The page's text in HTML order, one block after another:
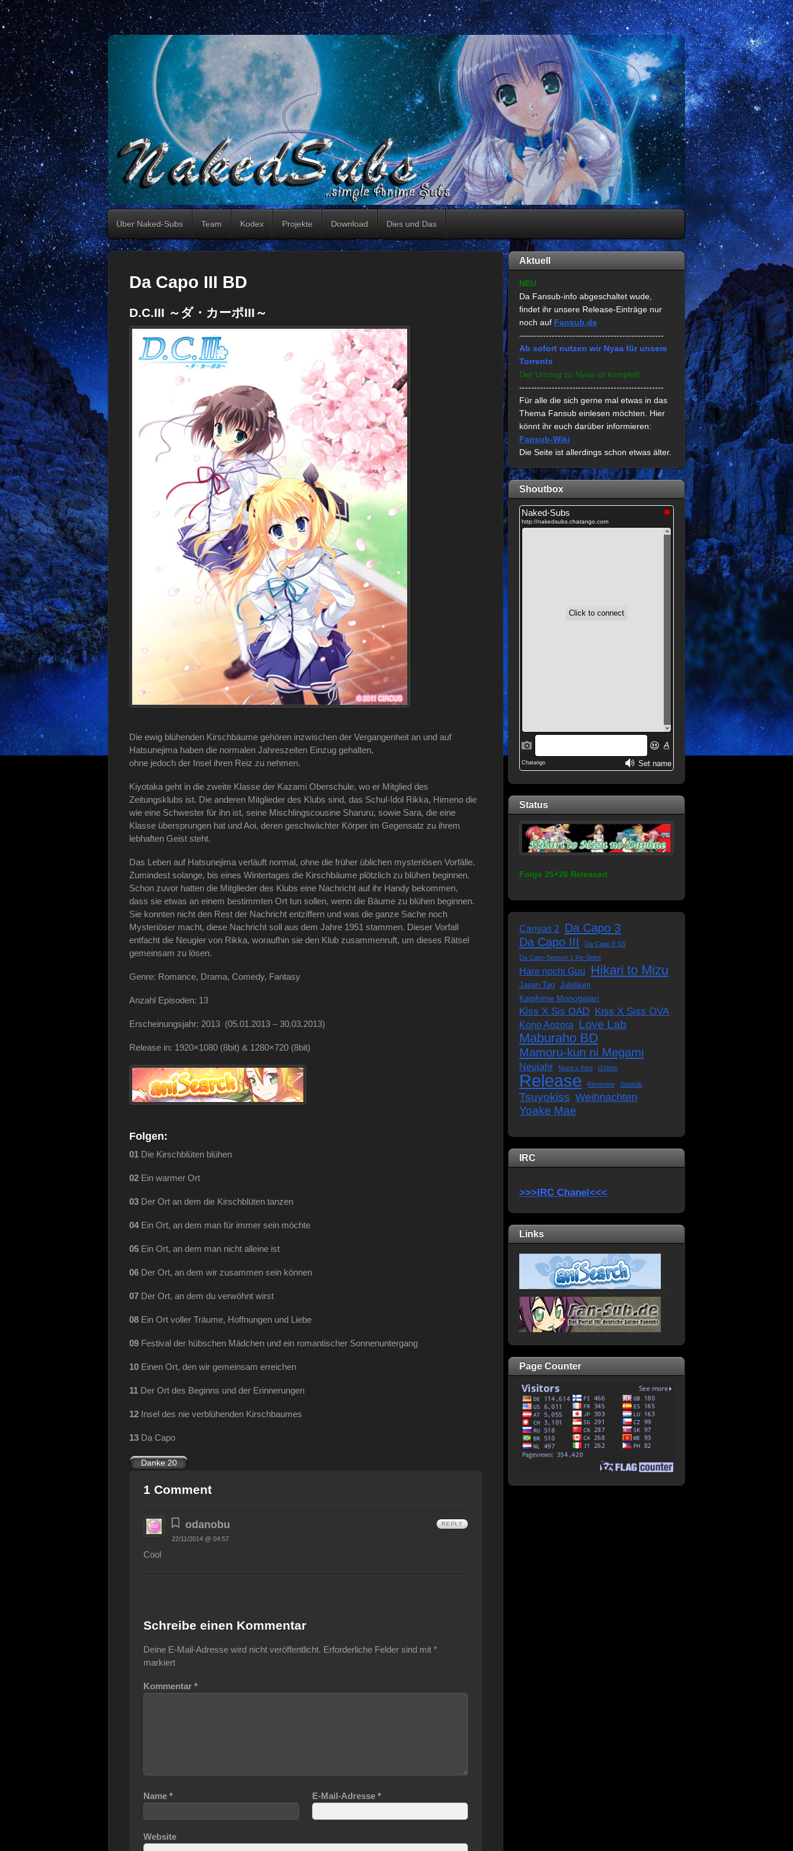
Über Naked-Subs Team Kodex Projekte Download Dies und Das
Da Capo III BD
D.C.III ～ダ・カーポIII～
Die ewig blühenden Kirschbäume gehören inzwischen der Vergangenheit an und auf
Hatsunejima haben die normalen Jahreszeiten Einzug gehalten,
ohne jedoch der Insel ihren Reiz zu nehmen.
Kiyotaka geht in die zweite Klasse der Kazami Oberschule, wo er Mitglied des
Zeitungsklubs ist. Die anderen Mitglieder des Klubs sind, das Schul-Idol Rikka, Himeno die
wie eine Schwester für ihn ist, seine Mischlingscousine Sharuru, sowie Sara, die eine
Klasse übersprungen hat und Aoi, deren geschwächter Körper im Gegensatz zu ihrem
lebhaften Geist steht.
Das Leben auf Hatsunejima verläuft normal, ohne die früher üblichen mysteriösen Vorfälle.
Zumindest solange, bis eines Wintertages die Kirschbäume plötzlich zu blühen beginnen.
Schon zuvor hatten die Mitglieder des Klubs eine Nachricht auf ihr Handy bekommen,
dass sie etwas an einem bestimmten Ort tun sollen, wenn die Bäume zu blühen beginnen.
Sie konnten nicht den Rest der Nachricht entziffern und was die ganze Sache noch
Mysteriöser macht, diese Nachricht soll aus dem Jahre 1951 stammen. Dieser Vorfall
entfacht die Neugier von Rikka, woraufhin sie den Klub zusammenruft, um dieses Rätsel
gemeinsam zu lösen.
Genre: Romance, Drama, Comedy, Fantasy
Anzahl Episoden: 13
Erscheinungsjahr: 2013 (05.01.2013 – 30.03.2013)
Release in: 1920×1080 (8bit) & 1280×720 (8bit)
Folgen:
01 Die Kirschblüten blühen
02 Ein warmer Ort
03 Der Ort an dem die Kirschblüten tanzen
04Ein Ort, an dem man für immer sein möchte
05 Ein Ort, an dem man nicht alleine ist
06 Der Ort, an dem wir zusammen sein können
07 Der Ort, an dem du verwöhnt wirst
08 Ein Ort voller Träume, Hoffnungen und Liebe
09 Festival der hübschen Mädchen und ein romantischer Sonnenuntergang
10 Einen Ort, den wir gemeinsam erreichen
11 Der Ort des Beginns und der Erinnerungen
12 Insel des nie verblühenden Kirschbaumes
13 Da Capo
1 Comment
odanobu
22/11/2014 @ 04:57
Cool
REPLY
Schreibe einen Kommentar
Deine E-Mail-Adresse wird nicht veröffentlicht. Erforderliche Felder sind mit *
markiert
Kommentar *
Name * E-Mail-Adresse *
Website
Aktuell
NEU
Da Fansub-info abgeschaltet wude,
findet ihr unsere Release-Einträge nur
noch auf Fansub.de
-------------------------------------------------
Ab sofort nutzen wir Nyaa für unsere
Torrents
Der Umzug zu Nyaa ist komplett.
-------------------------------------------------
Für alle die sich gerne mal etwas in das
Thema Fansub einlesen möchten. Hier
könnt ihr euch darüber informieren:
Fansub-Wiki
Die Seite ist allerdings schon etwas älter.
Shoutbox
Status
Folge 25+26 Released
Canvas 2
Da Capo 3
Da Capo III
Da Capo II SS
Da Capo Season 1 Re-Seed
Hare nochi Guu Hikari to Mizu
Japan Tag Jubiläum
Kagihime Monogatari
Kiss X Sis OAD Kiss X Siss OVA
Kono Aozora Love Lab
Maburaho BD
Mamoru-kun ni Megami
Neujahr Nozo x Kimi Ostern
Release Rizelmine Statistik
Tsuyokiss Weihnachten
Yoake Mae
IRC
>>>IRC Chanel<<<
Links
Page Counter